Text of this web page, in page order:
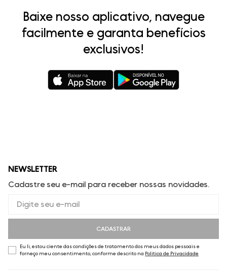
Baixe nosso aplicativo, navegue
facilmente e garanta benefícios
exclusivos!
NEWSLETTER
Cadastre seu e-mail para receber nossas novidades.
CADASTRAR
Eu li, estou ciente das condições de tratamento dos meus dados pessoais e
forneço meu consentimento, conforme descrito na Política de Privacidade